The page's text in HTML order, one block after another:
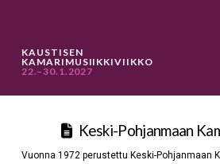
KAUSTISEN
KAMARIMUSIIKKIVIIKKO
22.–30.1.2027
Keski-Pohjanmaan
Vuonna 1972 perustettu Keski-Pohjanmaan